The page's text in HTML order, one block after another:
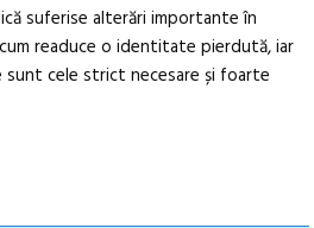
suferise alterări importante în
readuce o identitate pierdută, iar
cele strict necesare și foarte